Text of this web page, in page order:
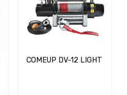
COMEUP DV-12 LIGHT